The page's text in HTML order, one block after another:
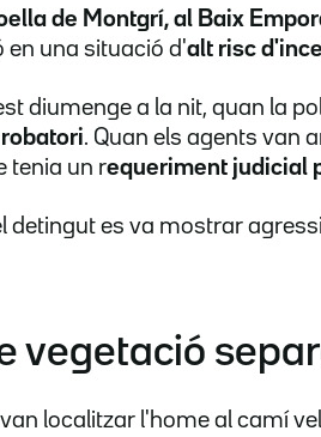
de Montgrí, al Baix
en una situació d'alt risc
diumenge a la nit, quan la
. Quan els agents van
tenia un requeriment judicial
detingut es va mostrar
vegetació
localitzar l'home al camí